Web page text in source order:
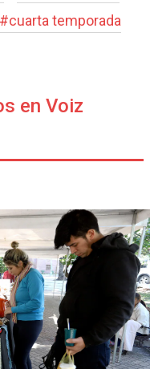
#cuarta temporada
en Voiz